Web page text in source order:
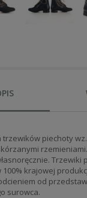
trzewików piechoty
krajowej
od
surowca.